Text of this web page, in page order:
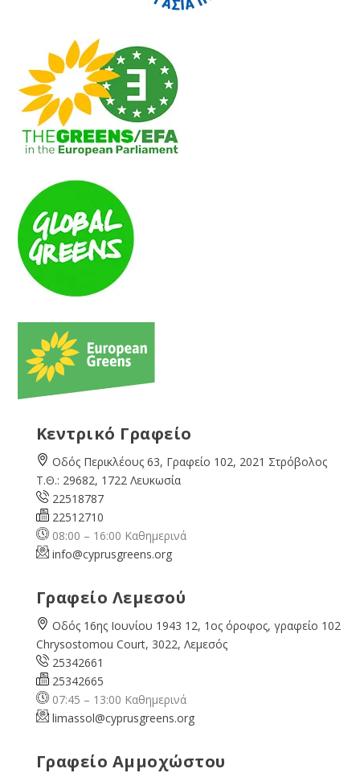
Κεντρικό Γραφείο
Οδός Περικλέους 63, Γραφείο 102, 2021 Στρόβολος
Τ.Θ.: 29682, 1722 Λευκωσία
22518787
22512710
08:00 – 16:00 Καθημερινά
info@cyprusgreens.org
Γραφείο Λεμεσού
Οδός 16ης Ιουνίου 1943 12, 1ος όροφος, γραφείο 102
Chrysostomou Court, 3022, Λεμεσός
25342661
25342665
07:45 – 13:00 Καθημερινά
limassol@cyprusgreens.org
Γραφείο Αμμοχώστου